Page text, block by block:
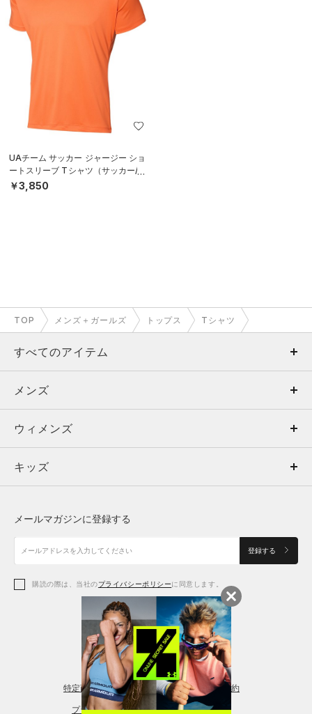
UAチーム サッカー ジャージー ショ
ートスリーブ Tシャツ（サッカー/M
EN）
￥3,850
TOP メンズ＋ガールズ トップス Tシャツ
すべてのアイテム
メンズ
ウィメンズ
キッズ
アクセサリー
メンズ
トップス
ボトムス
アクセサリー
ウィメンズ
トップス
シューズ
アクセサリー
レギンス＆タイツ
キッズ
シューズ
メールマガジンに登録する
登録する
購読の際は、当社のプライバシーポリシーに同意します。
特定商取引法に基づく通販の表記 会員規約
プライバシーポリシー